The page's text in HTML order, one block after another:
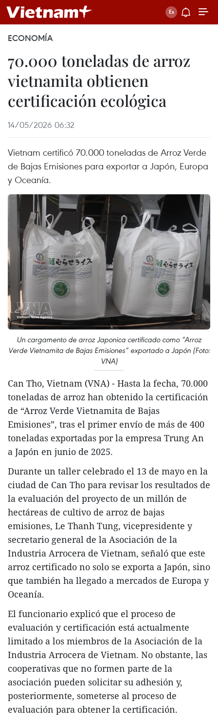
ECONOMÍA
70.000 toneladas de arroz
vietnamita obtienen
certificación ecológica
14/05/2026 06:32
Vietnam certificó 70.000 toneladas de Arroz Verde
de Bajas Emisiones para exportar a Japón, Europa
y Oceanía.
Un cargamento de arroz Japonica certificado como “Arroz
Verde Vietnamita de Bajas Emisiones” exportado a Japón (Foto:
VNA)
Can Tho, Vietnam (VNA) - Hasta la fecha, 70.000
toneladas de arroz han obtenido la certificación
de “Arroz Verde Vietnamita de Bajas
Emisiones”, tras el primer envío de más de 400
toneladas exportadas por la empresa Trung An
a Japón en junio de 2025.
Durante un taller celebrado el 13 de mayo en la
ciudad de Can Tho para revisar los resultados de
la evaluación del proyecto de un millón de
hectáreas de cultivo de arroz de bajas
emisiones, Le Thanh Tung, vicepresidente y
secretario general de la Asociación de la
Industria Arrocera de Vietnam, señaló que este
arroz certificado no solo se exporta a Japón, sino
que también ha llegado a mercados de Europa y
Oceanía.
El funcionario explicó que el proceso de
evaluación y certificación está actualmente
limitado a los miembros de la Asociación de la
Industria Arrocera de Vietnam. No obstante, las
cooperativas que no formen parte de la
asociación pueden solicitar su adhesión y,
posteriormente, someterse al proceso de
evaluación para obtener la certificación.